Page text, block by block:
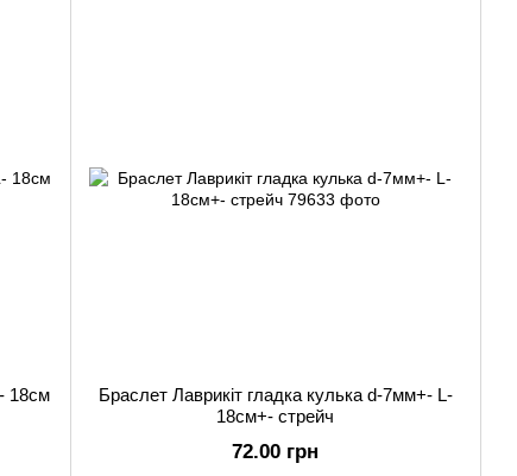
18см
Браслет Лаврикіт гладка кулька d-7мм+- L-
18см+- стрейч
72.00 грн